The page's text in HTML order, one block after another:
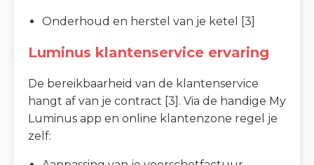
Onderhoud en herstel van je ketel [3]
Luminus klantenservice ervaring
De bereikbaarheid van de klantenservice
hangt af van je contract [3]. Via de handige My
Luminus app en online klantenzone regel je
zelf: